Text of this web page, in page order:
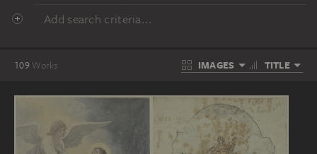
Add search criteria...
109Works IMAGES TITLE